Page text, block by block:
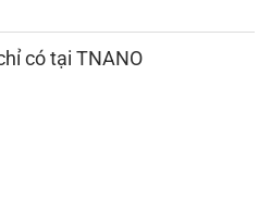
có tại TNANO